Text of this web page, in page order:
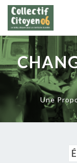
Skip
content
Une